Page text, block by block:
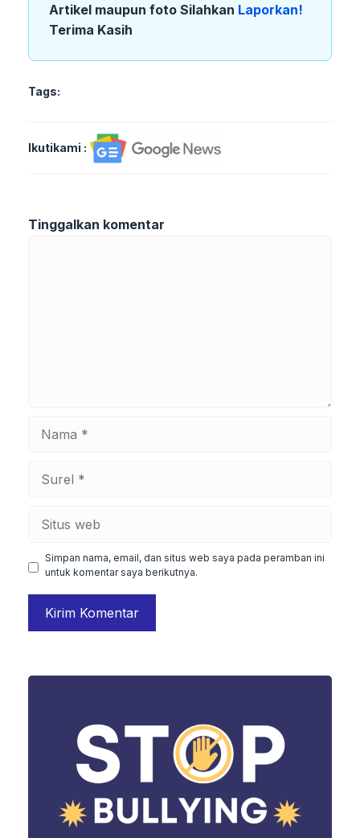
Artikel maupun foto Silahkan Laporkan!
Terima Kasih
Tags:
Ikutikami :
Tinggalkan komentar
Simpan nama, email, dan situs web saya pada peramban ini
untuk komentar saya berikutnya.